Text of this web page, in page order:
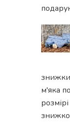
знижки
м'яка